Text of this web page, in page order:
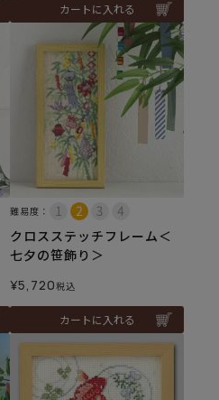
カートに入れる
難易度：
クロスステッチフレーム＜
七夕の笹飾り＞
¥5,720税込
カートに入れる